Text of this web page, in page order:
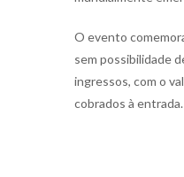
O evento
sem possibilidade
ingressos, com o
cobrados à entrada.